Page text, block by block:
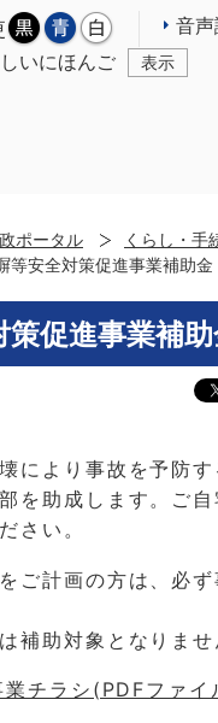
音
いにほんご 表示
ポータル くらし・手
等安全対策促進事業補助金
促進事業補
により事故を予防
を助成します。ご
さい。
ご計画の方は、必
補助対象となりませ
業チラシ(PDFファ